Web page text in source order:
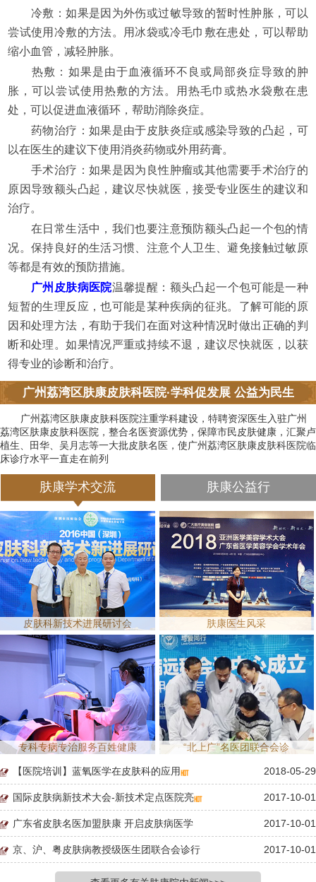
冷敷：如果是因为外伤或过敏导致的暂时性肿胀，可以
尝试使用冷敷的方法。用冰袋或冷毛巾敷在患处，可以帮助
缩小血管，减轻肿胀。
热敷：如果是由于血液循环不良或局部炎症导致的肿
胀，可以尝试使用热敷的方法。用热毛巾或热水袋敷在患
处，可以促进血液循环，帮助消除炎症。
药物治疗：如果是由于皮肤炎症或感染导致的凸起，可
以在医生的建议下使用消炎药物或外用药膏。
手术治疗：如果是因为良性肿瘤或其他需要手术治疗的
原因导致额头凸起，建议尽快就医，接受专业医生的建议和
治疗。
在日常生活中，我们也要注意预防额头凸起一个包的情
况。保持良好的生活习惯、注意个人卫生、避免接触过敏原
等都是有效的预防措施。
广州皮肤病医院温馨提醒：额头凸起一个包可能是一种
短暂的生理反应，也可能是某种疾病的征兆。了解可能的原
因和处理方法，有助于我们在面对这种情况时做出正确的判
断和处理。如果情况严重或持续不退，建议尽快就医，以获
得专业的诊断和治疗。
广州荔湾区肤康皮肤科医院·学科促发展 公益为民生
广州荔湾区肤康皮肤科医院注重学科建设，特聘资深医生入驻广州
荔湾区肤康皮肤科医院，整合名医资源优势，保障市民皮肤健康，汇聚卢
植生、田华、吴月志等一大批皮肤名医，使广州荔湾区肤康皮肤科医院临
床诊疗水平一直走在前列
肤康学术交流 肤康公益行
皮肤科新技术进展研讨会 肤康医生风采
专科专病专治服务百姓健康 “北上广”名医团联合会诊
【医院培训】蓝氧医学在皮肤科的应用 2018-05-29
国际皮肤病新技术大会-新技术定点医院亮 2017-10-01
广东省皮肤名医加盟肤康 开启皮肤病医学 2017-10-01
京、沪、粤皮肤病教授级医生团联合会诊行 2017-10-01